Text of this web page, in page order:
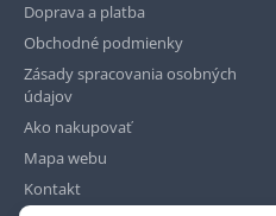
Doprava a platba
Obchodné podmienky
Zásady spracovania osobných
údajov
Ako nakupovať
Mapa webu
Kontakt